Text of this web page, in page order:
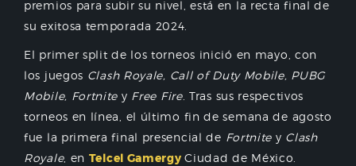
premios para subir su nivel, está en la recta final de
su exitosa temporada 2024.
El primer split de los torneos inició en mayo, con
los juegos Clash Royale, Call of Duty Mobile, PUBG
Mobile, Fortnite y Free Fire. Tras sus respectivos
torneos en línea, el último fin de semana de agosto
fue la primera final presencial de Fortnite y Clash
Royale, en Telcel GamergyCiudad de México.